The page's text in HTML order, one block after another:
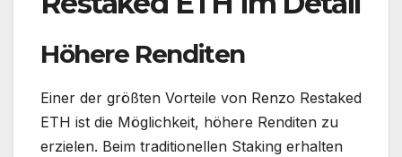
Höhere Renditen
Einer der größten Vorteile von Renzo Restaked
ETH ist die Möglichkeit, höhere Renditen zu
erzielen. Beim traditionellen Staking erhalten